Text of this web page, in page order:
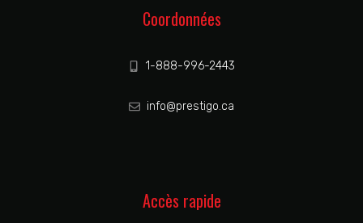
Coordonnées
1-888-996-2443
info@prestigo.ca
Accès rapide